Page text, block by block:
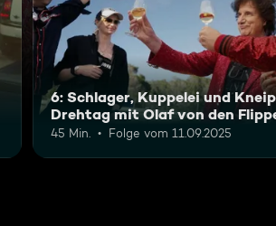
6: Schlager, Kuppelei und
Drehtag mit Olaf von den
45 Min. Folge vom 11.09.2025